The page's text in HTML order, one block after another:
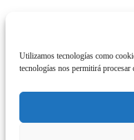
Utilizamos tecnologías como
tecnologías nos permitirá procesar